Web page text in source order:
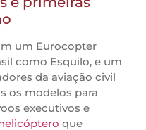
um Eurocopter
como Esquilo, e um
da aviação civil
os modelos para
executivos e
que